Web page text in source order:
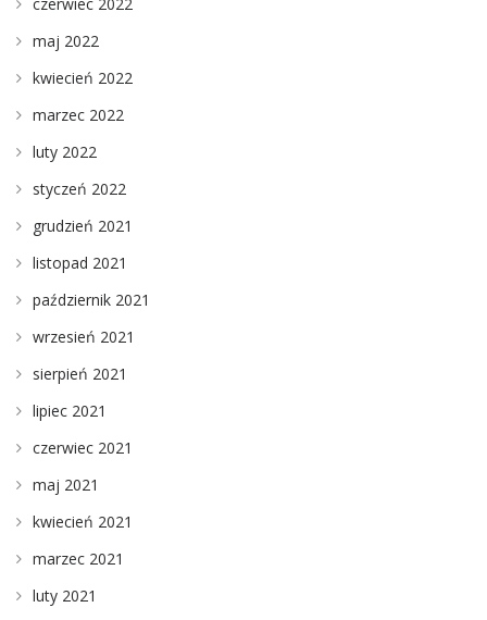
maj 2022
kwiecień 2022
marzec 2022
luty 2022
styczeń 2022
grudzień 2021
listopad 2021
październik 2021
wrzesień 2021
sierpień 2021
lipiec 2021
czerwiec 2021
maj 2021
kwiecień 2021
marzec 2021
luty 2021